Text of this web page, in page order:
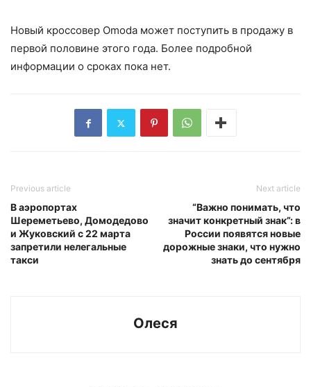
Новый кроссовер Omoda может поступить в продажу в
первой половине этого года. Более подробной
информации о сроках пока нет.
Previous article
В аэропортах
Шереметьево, Домодедово
и Жуковский с 22 марта
запретили нелегальные
такси
Next article
“Важно понимать, что
значит конкретный знак”: в
России появятся новые
дорожные знаки, что нужно
знать до сентября
Олеся